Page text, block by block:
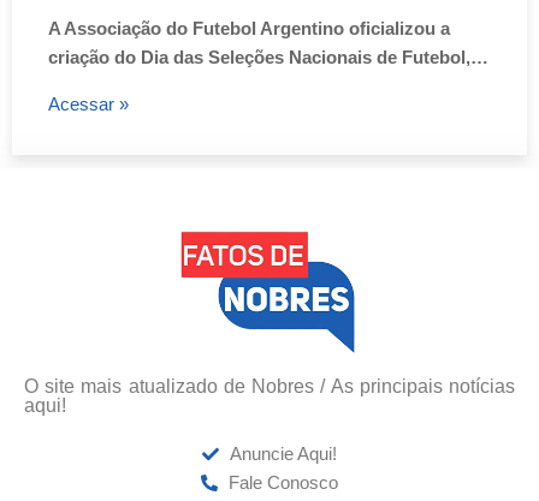
A Associação do Futebol Argentino oficializou a
criação do Dia das Seleções Nacionais de Futebol,…
Acessar »
O site mais atualizado de Nobres / As principais notícias
aqui!
Anuncie Aqui!
Fale Conosco